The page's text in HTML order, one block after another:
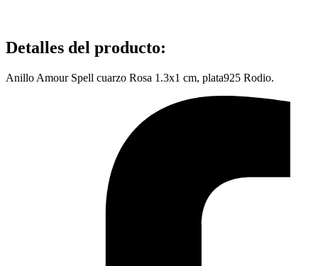
Detalles del producto:
Anillo Amour Spell cuarzo Rosa 1.3x1 cm, plata925 Rodio.